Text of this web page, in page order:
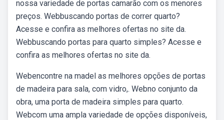
nossa variedade de portas camarão com os menores
preços. Webbuscando portas de correr quarto?
Acesse e confira as melhores ofertas no site da.
Webbuscando portas para quarto simples? Acesse e
confira as melhores ofertas no site da.
Webencontre na madel as melhores opções de portas
de madeira para sala, com vidro,. Webno conjunto da
obra, uma porta de madeira simples para quarto.
Webcom uma ampla variedade de opções disponíveis,